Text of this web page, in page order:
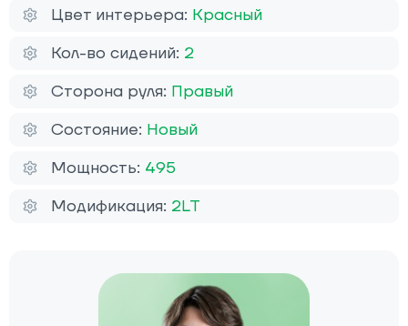
Цвет интерьера: Красный
Кол-во сидений: 2
Сторона руля: Правый
Состояние: Новый
Мощность: 495
Модификация: 2LT